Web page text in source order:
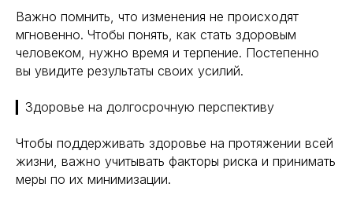
Важно помнить, что изменения не происходят
мгновенно. Чтобы понять, как стать здоровым
человеком, нужно время и терпение. Постепенно
вы увидите результаты своих усилий.
▎Здоровье на долгосрочную перспективу
Чтобы поддерживать здоровье на протяжении всей
жизни, важно учитывать факторы риска и принимать
меры по их минимизации.
запрещена на территории РФ)
©2025. All rights
reserved